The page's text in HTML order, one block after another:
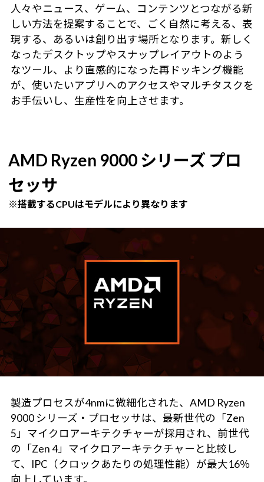
人々やニュース、ゲーム、コンテンツとつながる新
しい方法を提案することで、ごく自然に考える、表
現する、あるいは創り出す場所となります。新しく
なったデスクトップやスナップレイアウトのよう
なツール、より直感的になった再ドッキング機能
が、使いたいアプリへのアクセスやマルチタスクを
お手伝いし、生産性を向上させます。
AMD Ryzen 9000 シリーズ プロ
セッサ
※搭載するCPUはモデルにより異なります
製造プロセスが4nmに微細化された、AMD Ryzen
9000 シリーズ・プロセッサは、最新世代の「Zen
5」マイクロアーキテクチャーが採用され、前世代
の「Zen 4」マイクロアーキテクチャーと比較し
て、IPC（クロックあたりの処理性能）が最大16％
向上しています。